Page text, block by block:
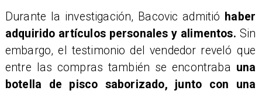
Durante la investigación, Bacovic admitió haber
adquirido artículos personales y alimentos. Sin
embargo, el testimonio del vendedor reveló que
entre las compras también se encontraba una
botella de pisco saborizado,
junto con una